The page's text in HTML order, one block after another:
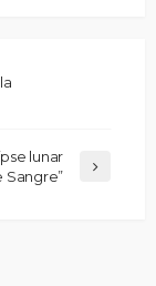
lunar
Sangre”